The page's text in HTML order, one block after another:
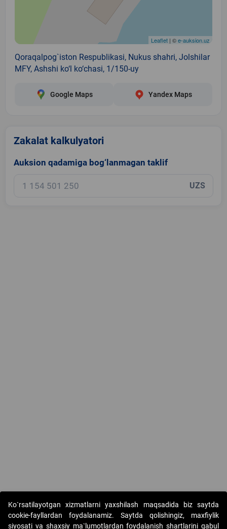
Leaflet | ©e-auksion.uz
Qoraqalpog`iston Respublikasi, Nukus shahri, Jolshilar
MFY, Ashshi ko‘l ko‘chasi, 1/150-uy
Google Maps Yandex Maps
Zakalat kalkulyatori
Auksion qadamiga bog‘lanmagan taklif
UZS
Ko`rsatilayotgan xizmatlarni yaxshilash maqsadida biz saytda
cookie-fayllardan foydalanamiz. Saytda qolishingiz, maxfiylik
siyosati va shaxsiy ma`lumotlardan foydalanish shartlarini qabul